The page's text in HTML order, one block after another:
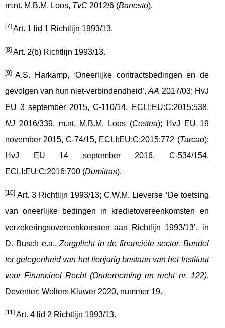
m.nt. M.B.M. Loos, TvC 2012/6 (Banesto).
[7] Art. 1 lid 1 Richtlijn 1993/13.
[8] Art. 2(b) Richtlijn 1993/13.
[9] A.S. Harkamp, ‘Oneerlijke contractsbedingen en de
gevolgen van hun niet-verbindendheid’,AA 2017/03; HvJ
EU 3 september 2015, C-110/14, ECLI:EU:C:2015:538,
NJ 2016/339, m.nt. M.B.M. Loos (Costea); HvJ EU 19
november 2015, C-74/15, ECLI:EU:C:2015:772 (Tarcao);
HvJ EU 14 september 2016, C-534/154,
ECLI:EU:C:2016:700 (Dumitras).
[10] Art. 3 Richtlijn 1993/13; C.W.M. Lieverse ‘De toetsing
van oneerlijke bedingen in kredietovereenkomsten en
verzekeringsovereenkomsten aan Richtlijn 1993/13’, in
D. Busch e.a.,Zorgplicht in de financiële sector. Bundel
ter gelegenheid van het tienjarig bestaan van het Instituut
voor Financieel Recht (Onderneming en recht nr. 122),
Deventer: Wolters Kluwer 2020, nummer 19.
[11] Art. 4 lid 2 Richtlijn 1993/13.